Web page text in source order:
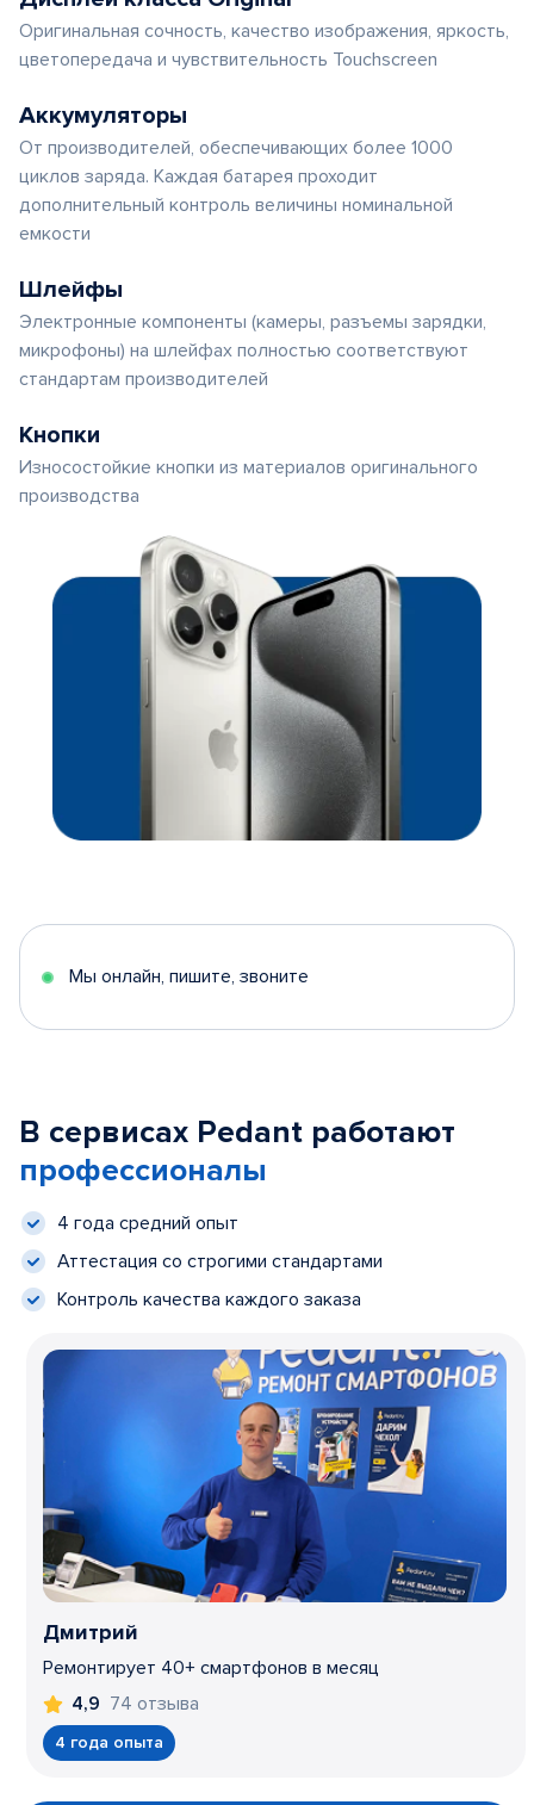
Оригинальная сочность, качество изображения, яркость,
цветопередача и чувствительность Touchscreen
Аккумуляторы
От производителей, обеспечивающих более 1000
циклов заряда. Каждая батарея проходит
дополнительный контроль величины номинальной
емкости
Шлейфы
Электронные компоненты (камеры, разъемы зарядки,
микрофоны) на шлейфах полностью соответствуют
стандартам производителей
Кнопки
Износостойкие кнопки из материалов оригинального
производства
Мы онлайн, пишите, звоните
В сервисах Pedant работают
профессионалы
4 года средний опыт
Аттестация со строгими стандартами
Контроль качества каждого заказа
Дмитрий
Ремонтирует 40+ смартфонов в месяц
4,9 74 отзыва
4 года опыта